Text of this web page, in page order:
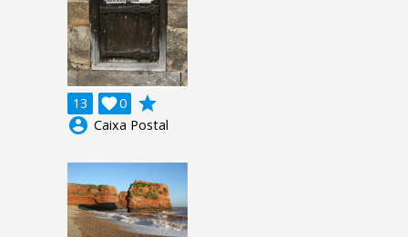
13 0

grade
account_circle Caixa Postal